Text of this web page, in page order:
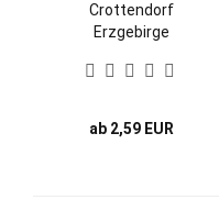
Crottendorf
Erzgebirge
ab 2,59 EUR